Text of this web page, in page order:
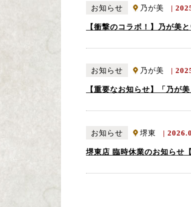
お知らせ 乃が美
【衝撃のコラボ！】乃が美
お知らせ 乃が美
【重要なお知らせ】「乃が
お知らせ 堺東
堺東店 臨時休業のお知らせ